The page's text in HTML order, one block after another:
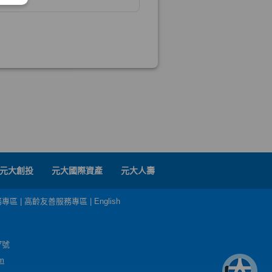
元大創投 元大國際資產 元大人壽
區 高齡友善服務專區 English
號